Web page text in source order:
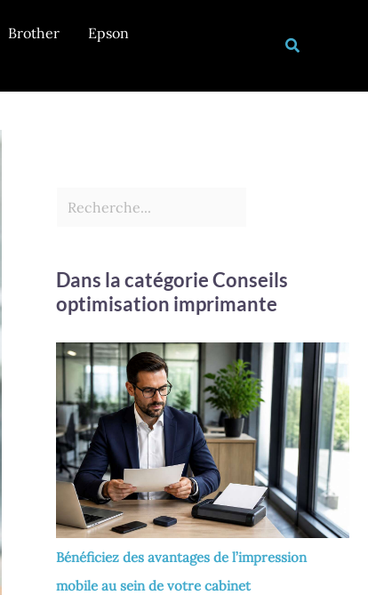
Brother
Epson
Dans la catégorie Conseils
optimisation imprimante
Bénéficiez des avantages de l’impression
mobile au sein de votre cabinet